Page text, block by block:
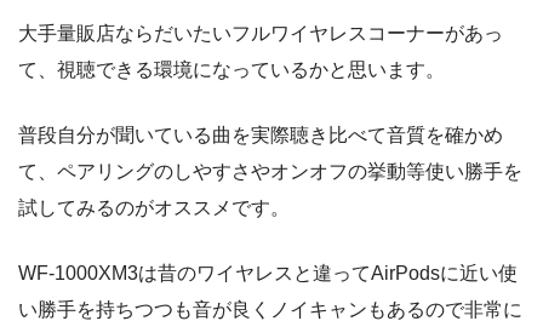
大手量販店ならだいたいフルワイヤレスコーナーがあっ
て、視聴できる環境になっているかと思います。
普段自分が聞いている曲を実際聴き比べて音質を確かめ
て、ペアリングのしやすさやオンオフの挙動等使い勝手を
試してみるのがオススメです。
WF-1000XM3は昔のワイヤレスと違ってAirPodsに近い使
い勝手を持ちつつも音が良くノイキャンもあるので非常に